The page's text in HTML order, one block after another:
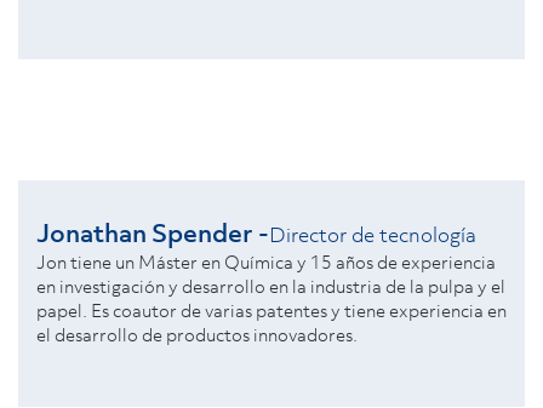
Jonathan Spender -Director de tecnología
Jon tiene un Máster en Química y 15 años de experiencia
en investigación y desarrollo en la industria de la pulpa y el
papel. Es coautor de varias patentes y tiene experiencia en
el desarrollo de productos innovadores.